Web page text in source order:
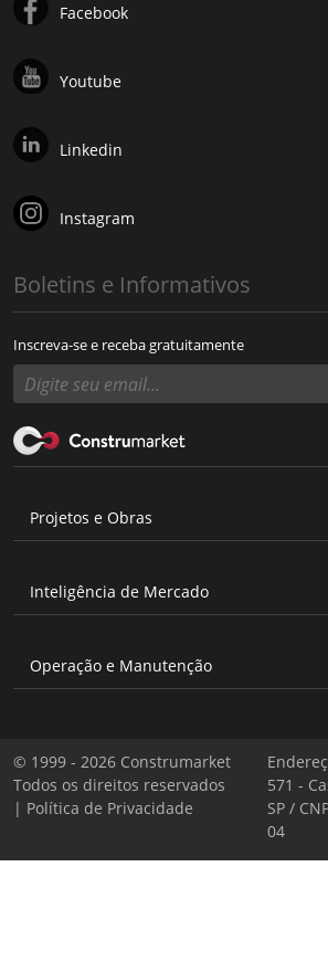
Facebook
Youtube
Linkedin
Instagram
Boletins e Informativos
Inscreva-se e receba gratuitamente
Projetos e Obras
Inteligência de Mercado
Operação e Manutenção
© 1999 - 2026 Construmarket
Todos os direitos reservados
| Política de Privacidade
571 -
SP /
04